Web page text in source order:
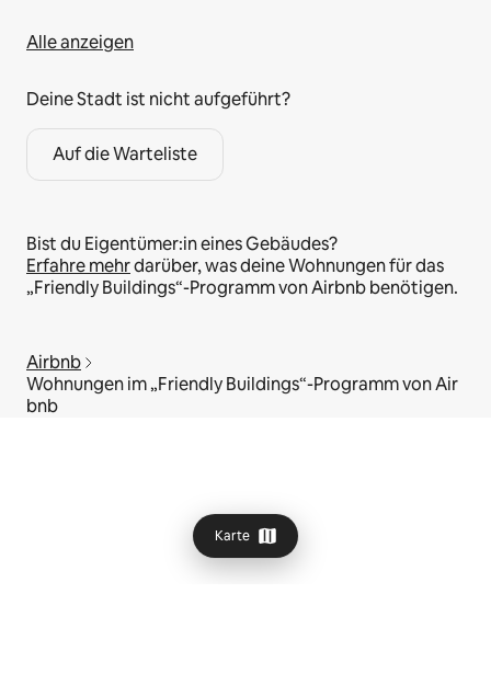
Karte
Alle anzeigen
Deine Stadt ist nicht aufgeführt?
Auf die Warteliste
Bist du Eigentümer:in eines Gebäudes?
Erfahre mehrdarüber, was deine Wohnungen für das
„Friendly Buildings“-Programm von Airbnb benötigen.
Airbnb
Wohnungen im „Friendly Buildings“-Programm von Air
bnb